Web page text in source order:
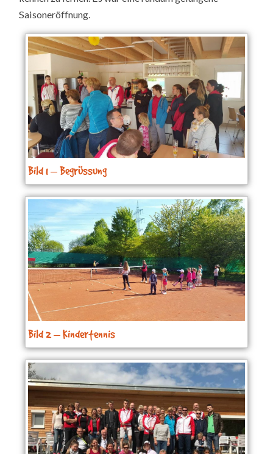
Saisoneröffnung.
Bild 1 – Begrüssung
Bild 2 – Kindertennis